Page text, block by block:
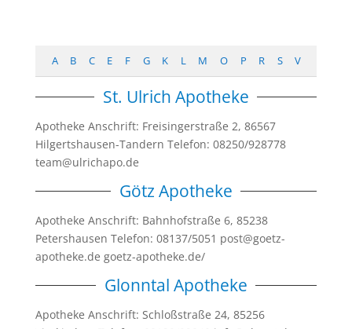
A B C E F G K L M O P R S V
St. Ulrich Apotheke
Apotheke Anschrift: Freisingerstraße 2, 86567
Hilgertshausen-Tandern Telefon: 08250/928778
team@ulrichapo.de
Götz Apotheke
Apotheke Anschrift: Bahnhofstraße 6, 85238
Petershausen Telefon: 08137/5051 post@goetz-
apotheke.de goetz-apotheke.de/
Glonntal Apotheke
Apotheke Anschrift: Schloßstraße 24, 85256